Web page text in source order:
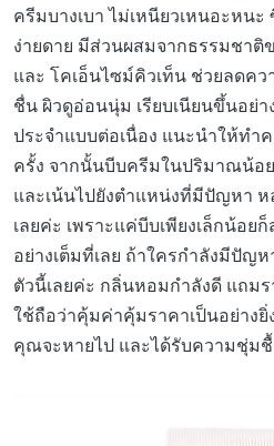
ครีมบางเบา ไม่เหนียวเหนอะหนะ
ง่ายดาย มีส่วนผสมจากธรรมชาติข
และ โคเอ็นไซม์คิวเท็น ช่วยลดค
ชื่น ผิวดูอ่อนนุ่ม เรียบเนียนขึ้นอย่า
ประจำแบบต่อเนื่อง แนะนำให้ทำ
ครั้ง จากนั้นบีบครีมในปริมาณน้อ
และเน้นไปยังตำแหน่งที่มีปัญหา
เลยค่ะ เพราะแค่บีบเพียงเล็กน้อย
อย่างเต็มที่เลย ถ้าใครกำลังมีปัญ
ตัวนี้เลยค่ะ กลิ่นหอมกำลังดี แถม
ใช้ถือว่าคุ้มค่าคุ้มราคาเป็นอย่าง
คุณจะหายไป และได้รับความชุ่ม